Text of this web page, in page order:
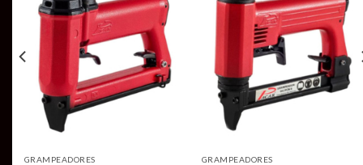
Add to
wishlist
GRAMPEADORES
Add to
wishlist
GRAMPEADORES